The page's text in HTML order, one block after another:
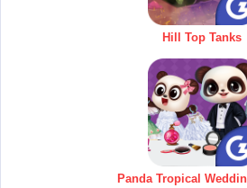
Hill Top Tanks
Panda Tropical